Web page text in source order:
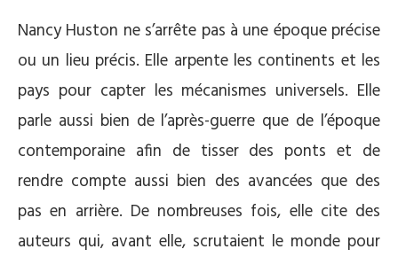
Nancy Huston ne s’arrête pas à une époque précise
ou un lieu précis. Elle arpente les continents et les
pays pour capter les mécanismes universels. Elle
parle aussi bien de l’après-guerre que de l’époque
contemporaine afin de tisser des ponts et de
rendre compte aussi bien des avancées que des
pas en arrière. De nombreuses fois, elle cite des
auteurs qui, avant elle, scrutaient le monde pour